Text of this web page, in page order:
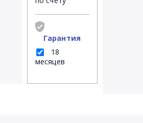
Гарантия
18
месяцев